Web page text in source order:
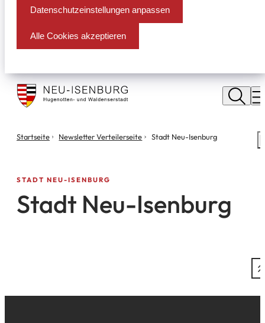
Datenschutzeinstellungen anpassen
Alle Cookies akzeptieren
Stadt
Neu
Isenburg
SieStartseite Newsletter Verteilerseite Stadt Neu-Isenburg
STADT NEU-ISENBURG
Stadt Neu-Isenburg